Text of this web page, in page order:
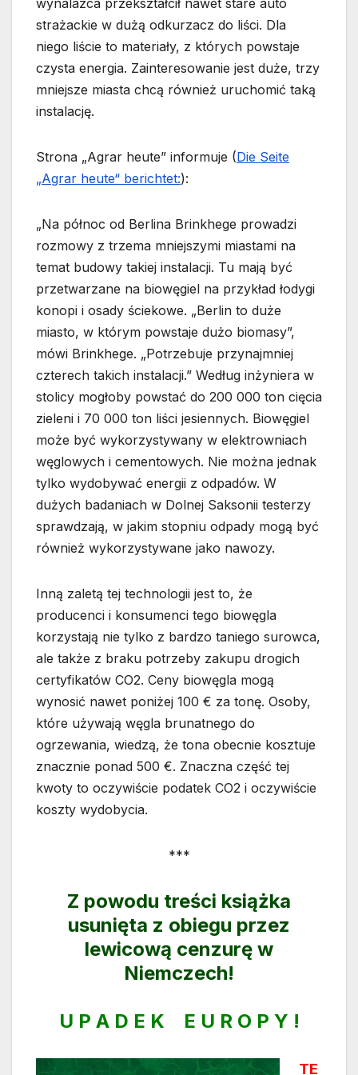
wynalazca przekształcił nawet stare auto
strażackie w dużą odkurzacz do liści. Dla
niego liście to materiały, z których powstaje
czysta energia. Zainteresowanie jest duże, trzy
mniejsze miasta chcą również uruchomić taką
instalację.
Strona „Agrar heute” informuje (Die Seite
„Agrar heute“ berichtet:):
„Na północ od Berlina Brinkhege prowadzi
rozmowy z trzema mniejszymi miastami na
temat budowy takiej instalacji. Tu mają być
przetwarzane na biowęgiel na przykład łodygi
konopi i osady ściekowe. „Berlin to duże
miasto, w którym powstaje dużo biomasy”,
mówi Brinkhege. „Potrzebuje przynajmniej
czterech takich instalacji.” Według inżyniera w
stolicy mogłoby powstać do 200 000 ton cięcia
zieleni i 70 000 ton liści jesiennych. Biowęgiel
może być wykorzystywany w elektrowniach
węglowych i cementowych. Nie można jednak
tylko wydobywać energii z odpadów. W
dużych badaniach w Dolnej Saksonii testerzy
sprawdzają, w jakim stopniu odpady mogą być
również wykorzystywane jako nawozy.
Inną zaletą tej technologii jest to, że
producenci i konsumenci tego biowęgla
korzystają nie tylko z bardzo taniego surowca,
ale także z braku potrzeby zakupu drogich
certyfikatów CO2. Ceny biowęgla mogą
wynosić nawet poniżej 100 € za tonę. Osoby,
które używają węgla brunatnego do
ogrzewania, wiedzą, że tona obecnie kosztuje
znacznie ponad 500 €. Znaczna część tej
kwoty to oczywiście podatek CO2 i oczywiście
koszty wydobycia.
***
Z powodu treści książka
usunięta z obiegu przez
lewicową cenzurę w
Niemczech!
U P A D E K E U R O P Y !
TE